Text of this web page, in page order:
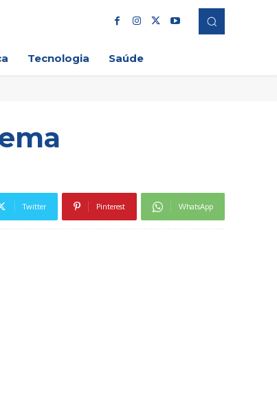
Tecnologia Saúde
Twitter Pinterest WhatsApp